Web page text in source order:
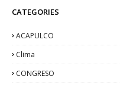
CATEGORIES
ACAPULCO
Clima
CONGRESO